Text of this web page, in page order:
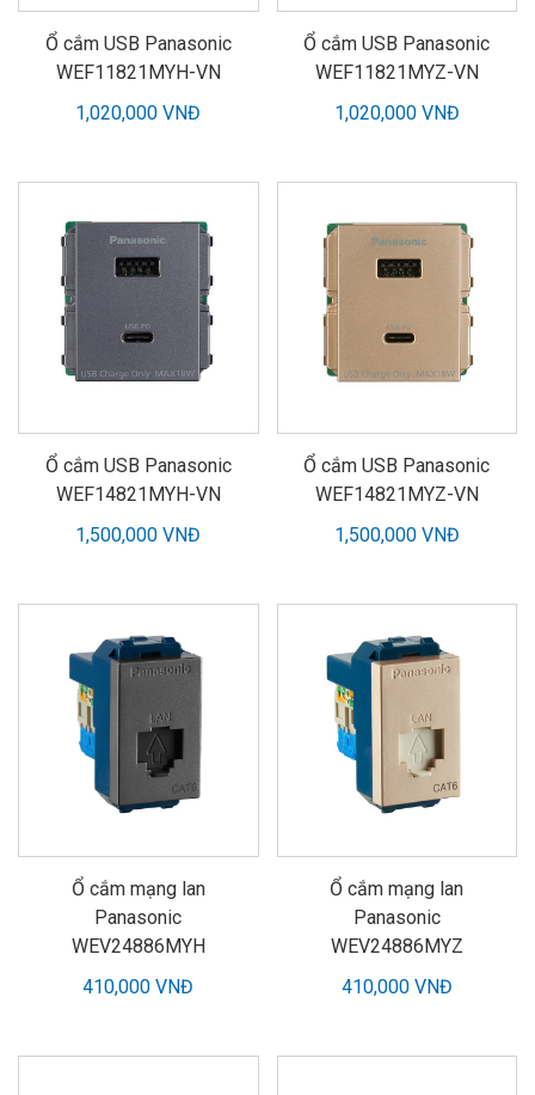
Ổ cắm USB Panasonic
WEF11821MYH-VN
1,020,000 VNĐ
Ổ cắm USB Panasonic
WEF11821MYZ-VN
1,020,000 VNĐ
Ổ cắm USB Panasonic
WEF14821MYH-VN
1,500,000 VNĐ
Ổ cắm USB Panasonic
WEF14821MYZ-VN
1,500,000 VNĐ
Ổ cắm mạng lan
Panasonic
WEV24886MYH
410,000 VNĐ
Ổ cắm mạng lan
Panasonic
WEV24886MYZ
410,000 VNĐ